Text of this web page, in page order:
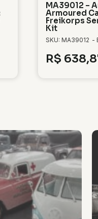
MA39012 –
Armoured
Freikorps
Kit
SKU: MA39012 -
R$